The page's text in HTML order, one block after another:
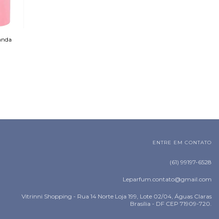
ENTRE EM CONTATO
(61) 99197-6528
Leparfum.contato@gmail.com
Vitrinni Shopping - Rua 14 Norte Loja 199, Lote 02/04, Águas Claras
Brasília - DF CEP 71909-720.